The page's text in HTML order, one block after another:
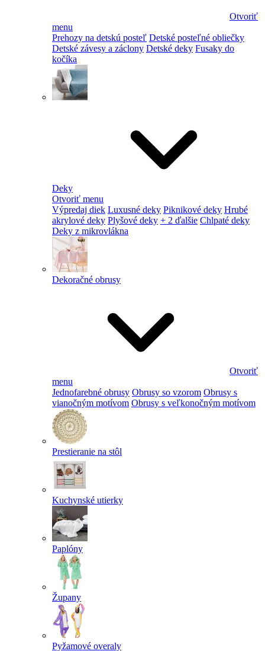
Otvoriť
menu
Prehozy na detskú posteľ Detské posteľné obliečky
Detské závesy a záclony Detské deky Fusaky do
kočíka
Deky
Otvoriť menu
Výpredaj diek Luxusné deky Piknikové deky Hrubé
akrylové deky Plyšové deky + 2 ďalšie Chlpaté deky
Deky z mikrovlákna
Dekoračné obrusy
Otvoriť
menu
Jednofarebné obrusy Obrusy so vzorom Obrusy s
vianočným motívom Obrusy s veľkonočným motívom
Prestieranie na stôl
Kuchynské utierky
Paplóny
Župany
Pyžamové overaly